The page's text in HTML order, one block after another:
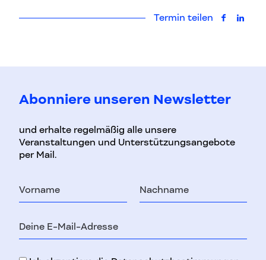
Termin teilen auf auf
Abonniere unseren Newsletter
und erhalte regelmäßig alle unsere
Veranstaltungen und Unterstützungsangebote
per Mail.
Mail-